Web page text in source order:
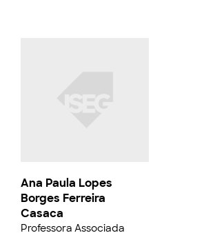
Ana Paula Lopes
Borges Ferreira
Casaca
Professora Associada